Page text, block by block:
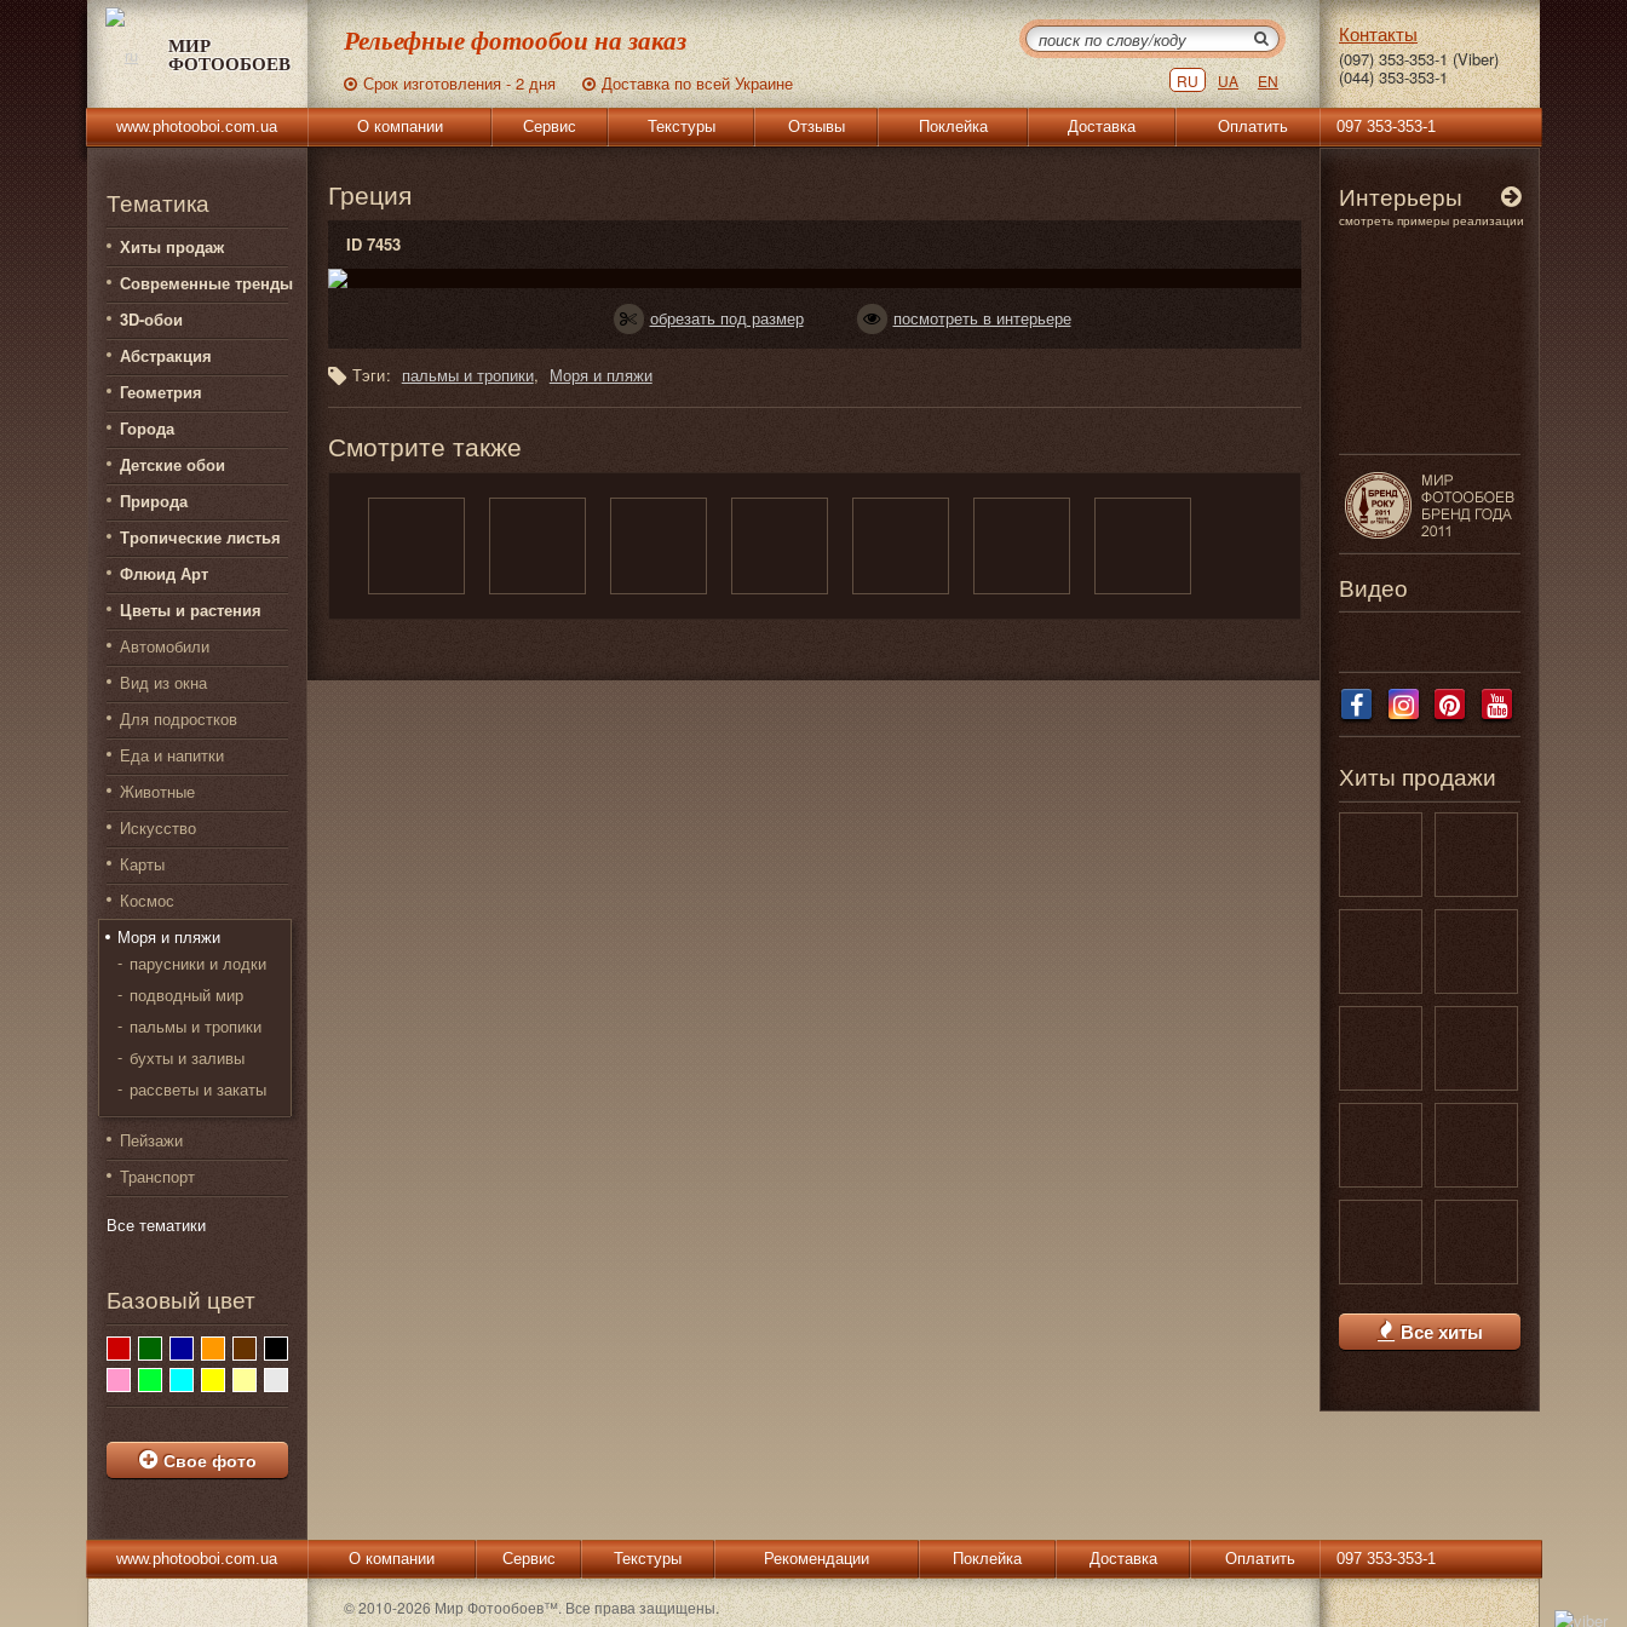
МИР
ФОТООБОЕВ
Рельефные фотообои на заказ
Срок изготовления - 2 дня Доставка по всей Украине RU UA EN
Контакты
(097) 353-353-1 (Viber)
(044) 353-353-1
www.photooboi.com.ua О компании Сервис Текстуры Отзывы Поклейка Доставка Оплатить 097 353-353-1
Тематика
Хиты продаж
Современные тренды
3D-обои
Абстракция
Геометрия
Города
Детские обои
Природа
Тропические листья
Флюид Арт
Цветы и растения
Автомобили
Вид из окна
Для подростков
Еда и напитки
Животные
Искусство
Карты
Космос
Моря и пляжи
парусники и лодки
подводный мир
пальмы и тропики
бухты и заливы
рассветы и закаты
Пейзажи
Транспорт
Все тематики
Базовый цвет
Свое фото
Греция
ID 7453
обрезать под размер посмотреть в интерьере
Тэги: пальмы и тропики Моря и пляжи
Смотрите также
Интерьеры
смотреть примеры реализации
Видео
Хиты продажи
Все хиты
www.photooboi.com.ua О компании Сервис Текстуры Рекомендации Поклейка Доставка Оплатить 097 353-353-1
© 2010-2026 Мир Фотообоев™. Все права защищены.